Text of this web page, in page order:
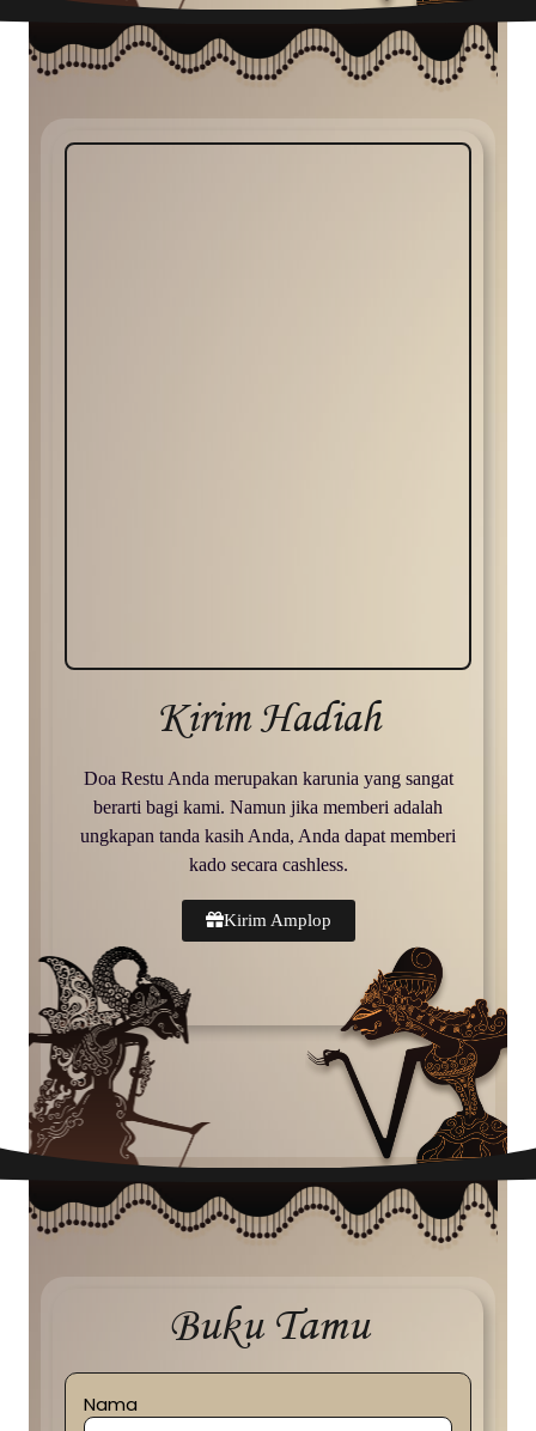
Kirim Hadiah
Doa Restu Anda merupakan karunia yang sangat
berarti bagi kami. Namun jika memberi adalah
ungkapan tanda kasih Anda, Anda dapat memberi
kado secara cashless.
Kirim Amplop
Buku Tamu
Nama